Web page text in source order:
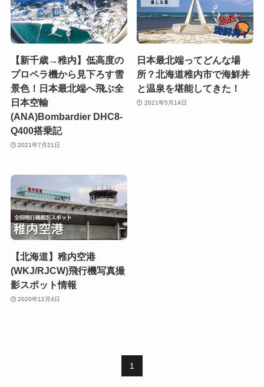
【新千歳→稚内】低高度の
プロペラ機から見下ろす雪
景色！日本最北端へ飛ぶ全
日本空輸
(ANA)Bombardier DHC8-
Q400搭乗記
2021年7月21日
日本最北端ってどんな場
所？北海道稚内市で海鮮丼
と温泉を堪能してきた！
2021年5月14日
【北海道】稚内空港
(WKJ/RJCW)飛行機写真撮
影スポット情報
2020年12月4日
1